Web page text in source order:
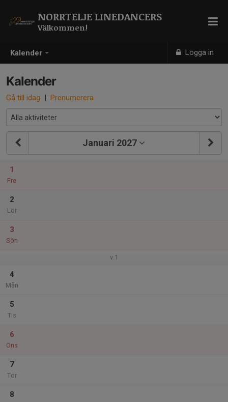
Kalender Logga in
NORRTELJE LINEDANCERS
Välkommen!
Kalender
Gå till idag | Prenumerera
Januari 2027
1
Fre
2
Lör
3
Sön
v.1
4
Mån
5
Tis
6
Ons
7
Tor
8